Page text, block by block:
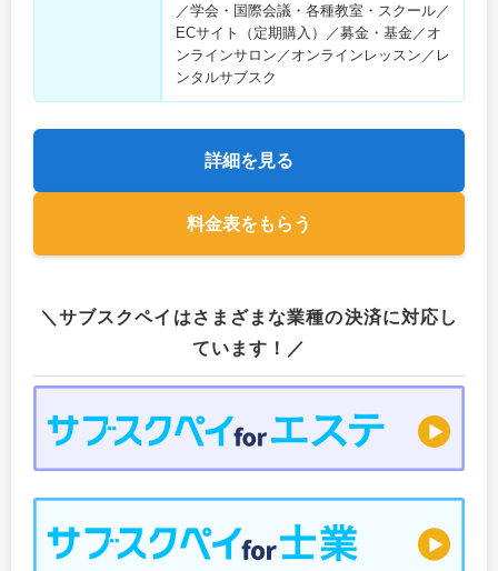
／学会・国際会議・各種教室・スクール／
ECサイト（定期購入）／募金・基金／オ
ンラインサロン／オンラインレッスン／レ
ンタルサブスク
詳細を見る
料金表をもらう
＼サブスクペイはさまざまな業種の決済に対応し
ています！／